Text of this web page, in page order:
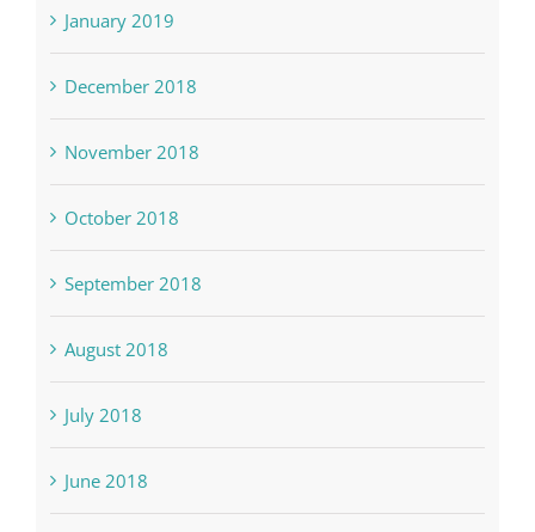
January 2019
December 2018
November 2018
October 2018
September 2018
August 2018
July 2018
June 2018